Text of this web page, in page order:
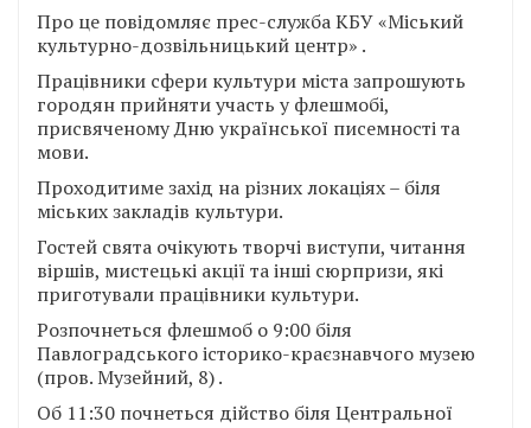
Про це повідомляє прес-служба КБУ «Міський
культурно-дозвільницький центр» .
Працівники сфери культури міста запрошують
городян прийняти участь у флешмобі,
присвяченому Дню української писемності та
мови.
Проходитиме захід на різних локаціях – біля
міських закладів культури.
Гостей свята очікують творчі виступи, читання
віршів, мистецькі акції та інші сюрпризи, які
приготували працівники культури.
Розпочнеться флешмоб о 9:00 біля
Павлоградського історико-краєзнавчого музею
(пров. Музейний, 8) .
Об 11:30 почнеться дійство біля Центральної